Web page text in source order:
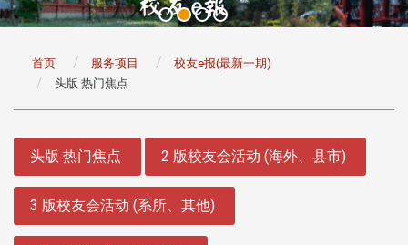
首页 服务项目
校友e报(最新一期)
头版 热门焦点
头版 热门焦点 2 版校友会活动 (海外、县市)
3 版校友会活动 (系所、其他)